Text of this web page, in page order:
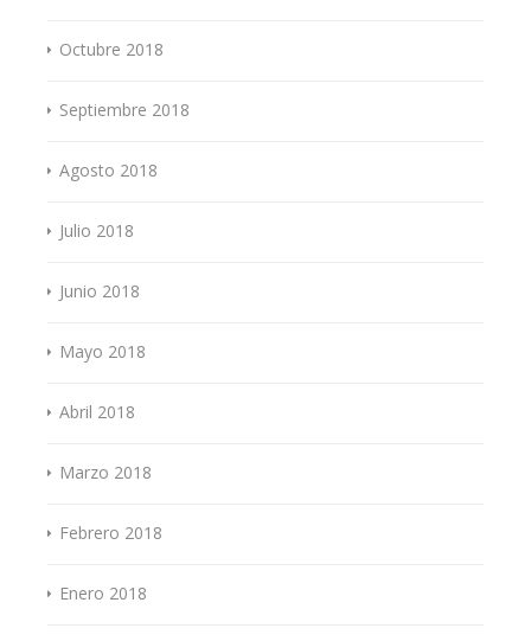
Octubre 2018
Septiembre 2018
Agosto 2018
Julio 2018
Junio 2018
Mayo 2018
Abril 2018
Marzo 2018
Febrero 2018
Enero 2018